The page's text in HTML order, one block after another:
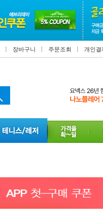
장바구니 주문조회 개인결